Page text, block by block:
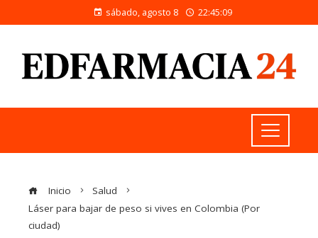
sábado, agosto 8 22:45:10
Inicio
Salud
Láser para bajar de peso si vives en Colombia (Por
ciudad)